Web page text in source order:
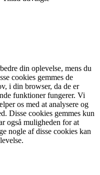
din oplevelse, mens du
cookies gemmes de
i din browser, da de er
funktioner fungerer. Vi
os med at analysere og
Disse cookies gemmes kun
også muligheden for at
nogle af disse cookies kan